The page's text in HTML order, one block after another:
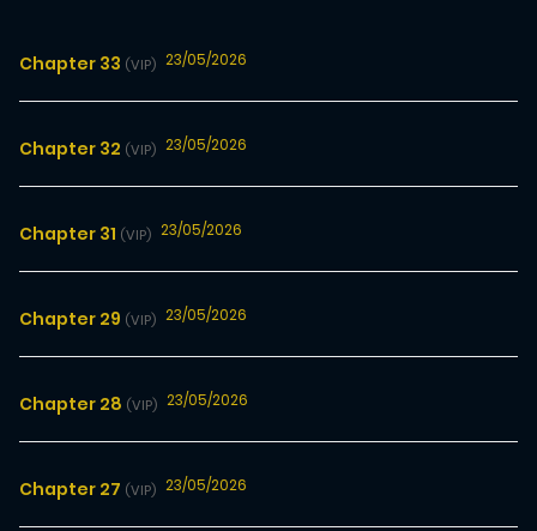
Chapter 33 (VIP) 23/05/2026
Chapter 32 (VIP) 23/05/2026
Chapter 31 (VIP) 23/05/2026
Chapter 29 (VIP) 23/05/2026
Chapter 28 (VIP) 23/05/2026
Chapter 27 (VIP) 23/05/2026